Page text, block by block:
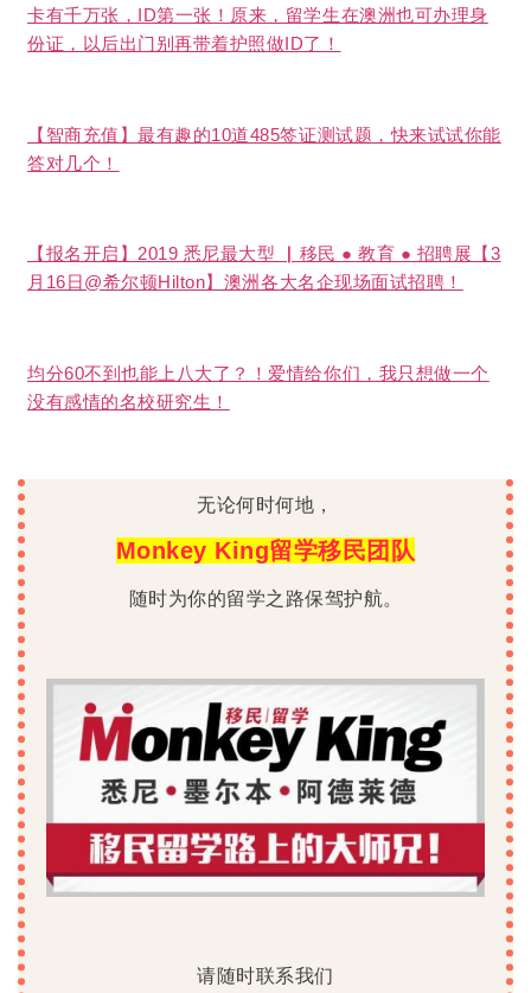
卡有千万张，ID第一张！原来，留学生在澳洲也可办理身
份证，以后出门别再带着护照做ID了！
【智商充值】最有趣的10道485签证测试题，快来试试你能
答对几个！
【报名开启】2019 悉尼最大型 ▏移民 ● 教育 ● 招聘展【3
月16日@希尔顿Hilton】澳洲各大名企现场面试招聘！
均分60不到也能上八大了？！爱情给你们，我只想做一个
没有感情的名校研究生！
无论何时何地，
Monkey King留学移民团队
随时为你的留学之路保驾护航。
请随时联系我们